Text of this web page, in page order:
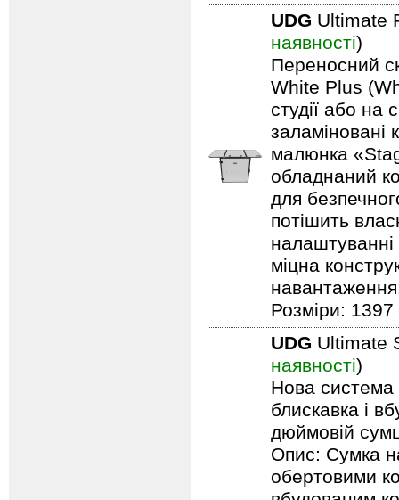
UDG Ultimate
наявності)
Переносний
White Plus
студії або на
заламіновані
малюнка
обладнаний
для
потішить
міцна
Розміри:
UDG Ultimate
наявності)
Нова система
блискавка і
дюймовій
Опис: Сумка
обертовими